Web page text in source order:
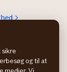
og til at